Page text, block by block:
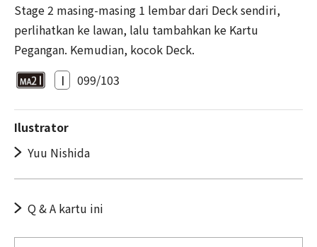
Stage 2 masing-masing 1 lembar dari Deck sendiri,
perlihatkan ke lawan, lalu tambahkan ke Kartu
Pegangan. Kemudian, kocok Deck.
I 099/103
Ilustrator
Yuu Nishida
Q & A kartu ini